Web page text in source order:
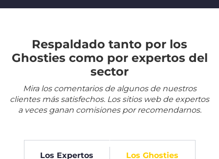
Respaldado tanto por los
Ghosties como por expertos del
sector
Mira los comentarios de algunos de nuestros
clientes más satisfechos. Los sitios web de expertos
a veces ganan comisiones por recomendarnos.
Los Expertos Los Ghosties